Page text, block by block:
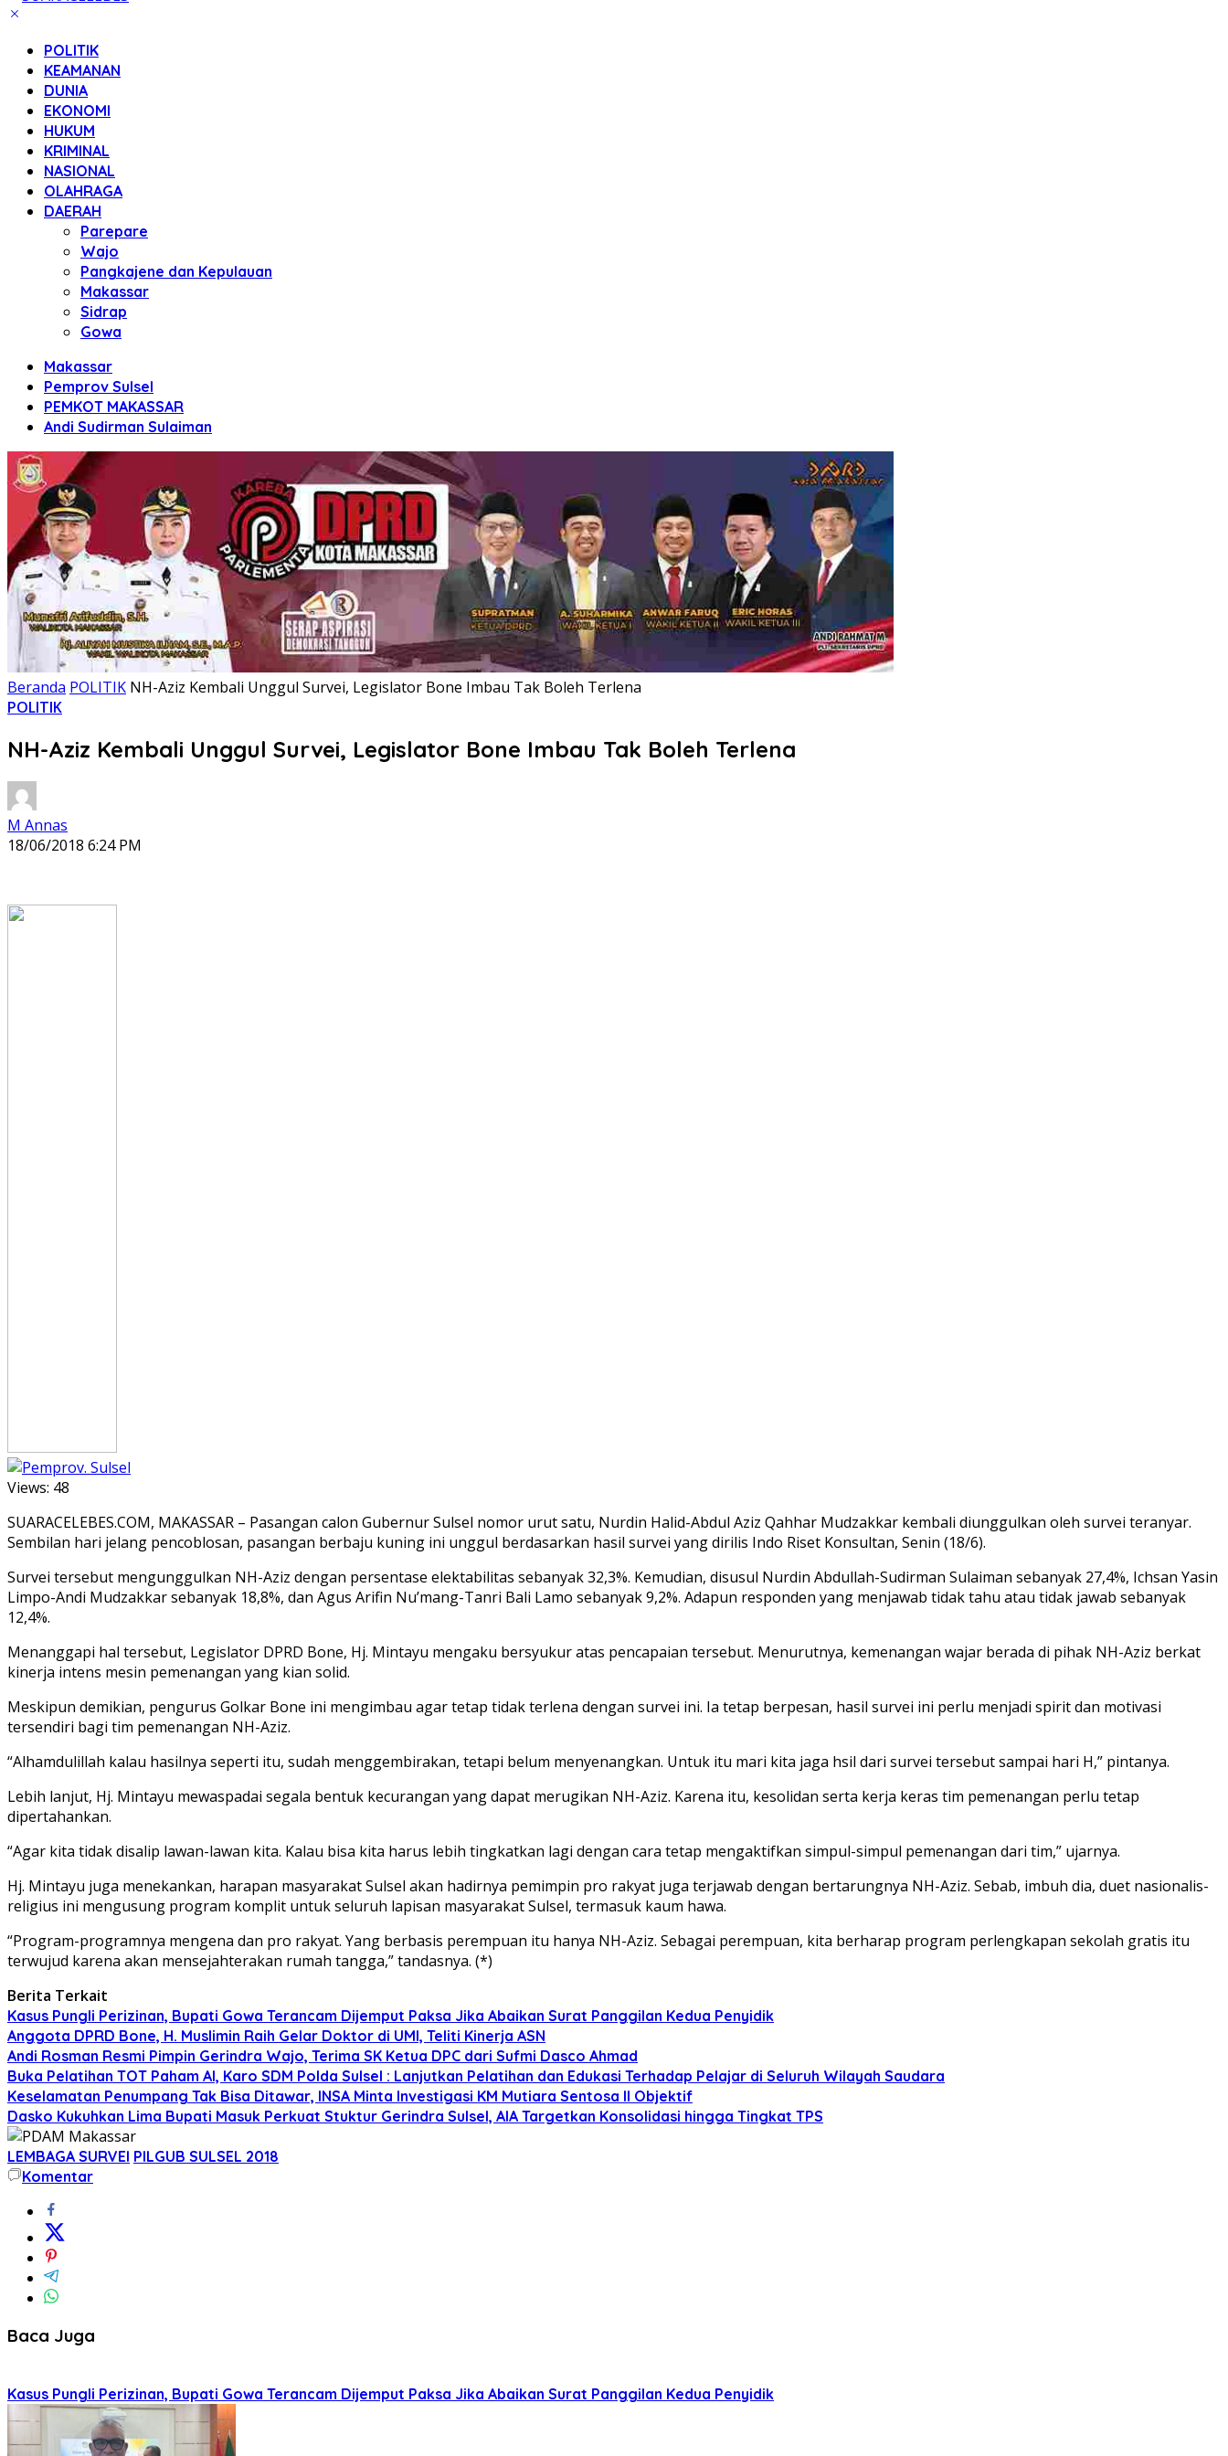
POLITIK
KEAMANAN
DUNIA
EKONOMI
HUKUM
KRIMINAL
NASIONAL
OLAHRAGA
DAERAH
Parepare
Wajo
Pangkajene dan Kepulauan
Makassar
Sidrap
Gowa
Makassar
Pemprov Sulsel
PEMKOT MAKASSAR
Andi Sudirman Sulaiman
Beranda POLITIK NH-Aziz Kembali Unggul Survei, Legislator Bone Imbau Tak Boleh Terlena
POLITIK
NH-Aziz Kembali Unggul Survei, Legislator Bone Imbau Tak Boleh Terlena
M Annas
18/06/2018 6:24 PM
Views: 48
SUARACELEBES.COM, MAKASSAR – Pasangan calon Gubernur Sulsel nomor urut satu, Nurdin Halid-Abdul Aziz Qahhar Mudzakkar kembali diunggulkan oleh survei teranyar.
Sembilan hari jelang pencoblosan, pasangan berbaju kuning ini unggul berdasarkan hasil survei yang dirilis Indo Riset Konsultan, Senin (18/6).
Survei tersebut mengunggulkan NH-Aziz dengan persentase elektabilitas sebanyak 32,3%. Kemudian, disusul Nurdin Abdullah-Sudirman Sulaiman sebanyak 27,4%, Ichsan Yasin
Limpo-Andi Mudzakkar sebanyak 18,8%, dan Agus Arifin Nu’mang-Tanri Bali Lamo sebanyak 9,2%. Adapun responden yang menjawab tidak tahu atau tidak jawab sebanyak
12,4%.
Menanggapi hal tersebut, Legislator DPRD Bone, Hj. Mintayu mengaku bersyukur atas pencapaian tersebut. Menurutnya, kemenangan wajar berada di pihak NH-Aziz berkat
kinerja intens mesin pemenangan yang kian solid.
Meskipun demikian, pengurus Golkar Bone ini mengimbau agar tetap tidak terlena dengan survei ini. Ia tetap berpesan, hasil survei ini perlu menjadi spirit dan motivasi
tersendiri bagi tim pemenangan NH-Aziz.
“Alhamdulillah kalau hasilnya seperti itu, sudah menggembirakan, tetapi belum menyenangkan. Untuk itu mari kita jaga hsil dari survei tersebut sampai hari H,” pintanya.
Lebih lanjut, Hj. Mintayu mewaspadai segala bentuk kecurangan yang dapat merugikan NH-Aziz. Karena itu, kesolidan serta kerja keras tim pemenangan perlu tetap
dipertahankan.
“Agar kita tidak disalip lawan-lawan kita. Kalau bisa kita harus lebih tingkatkan lagi dengan cara tetap mengaktifkan simpul-simpul pemenangan dari tim,” ujarnya.
Hj. Mintayu juga menekankan, harapan masyarakat Sulsel akan hadirnya pemimpin pro rakyat juga terjawab dengan bertarungnya NH-Aziz. Sebab, imbuh dia, duet nasionalis-
religius ini mengusung program komplit untuk seluruh lapisan masyarakat Sulsel, termasuk kaum hawa.
“Program-programnya mengena dan pro rakyat. Yang berbasis perempuan itu hanya NH-Aziz. Sebagai perempuan, kita berharap program perlengkapan sekolah gratis itu
terwujud karena akan mensejahterakan rumah tangga,” tandasnya. (*)
Berita Terkait
Kasus Pungli Perizinan, Bupati Gowa Terancam Dijemput Paksa Jika Abaikan Surat Panggilan Kedua Penyidik
Anggota DPRD Bone, H. Muslimin Raih Gelar Doktor di UMI, Teliti Kinerja ASN
Andi Rosman Resmi Pimpin Gerindra Wajo, Terima SK Ketua DPC dari Sufmi Dasco Ahmad
Buka Pelatihan TOT Paham AI, Karo SDM Polda Sulsel : Lanjutkan Pelatihan dan Edukasi Terhadap Pelajar di Seluruh Wilayah Saudara
Keselamatan Penumpang Tak Bisa Ditawar, INSA Minta Investigasi KM Mutiara Sentosa II Objektif
Dasko Kukuhkan Lima Bupati Masuk Perkuat Stuktur Gerindra Sulsel, AIA Targetkan Konsolidasi hingga Tingkat TPS
LEMBAGA SURVEI PILGUB SULSEL 2018
Komentar
Baca Juga
Kasus Pungli Perizinan, Bupati Gowa Terancam Dijemput Paksa Jika Abaikan Surat Panggilan Kedua Penyidik